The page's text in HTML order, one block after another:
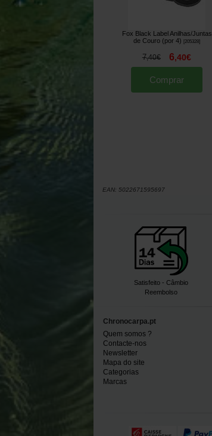
Fox Black Label Anilhas/Juntas
de Couro (por 4)
[205328]
7,40€ 6,40€
Comprar
EAN: 5022671595697
Satisfeito - Câmbio
Reembolso
Chronocarpa.pt
Quem somos ?
Contacte-nos
Newsletter
Mapa do site
Categorias
Marcas